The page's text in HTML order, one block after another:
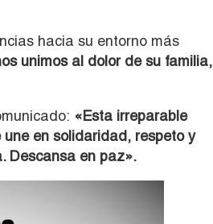
hacia su entorno más
unimos al dolor de su familia,
«Esta irreparable
en solidaridad, respeto y
Descansa en paz».